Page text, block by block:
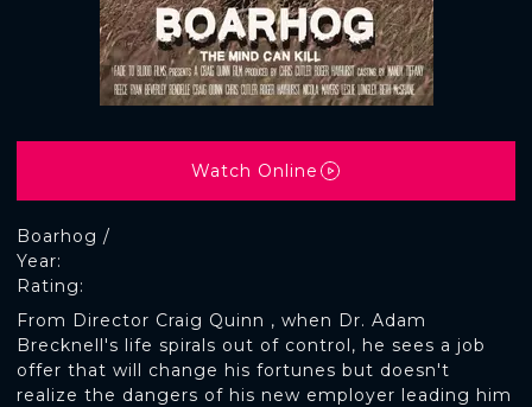
Boarhog /
Rating:
Year:
From Director Craig Quinn , when Dr. Adam
Brecknell's life spirals out of control, he sees a job
offer that will change his fortunes but doesn't
realize the dangers of his new employer leading him
Watch Online